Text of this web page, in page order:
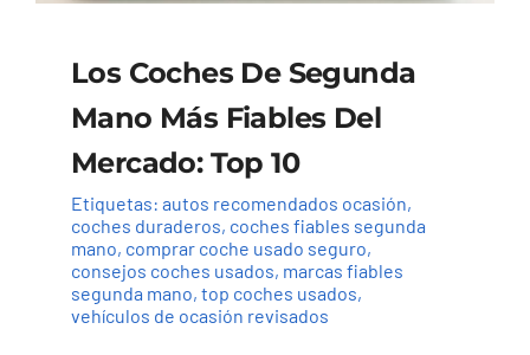
Los Coches De Segunda
Mano Más Fiables Del
Mercado: Top 10
Etiquetas: autos recomendados ocasión,
coches duraderos, coches fiables segunda
mano, comprar coche usado seguro,
consejos coches usados, marcas fiables
segunda mano, top coches usados,
vehículos de ocasión revisados